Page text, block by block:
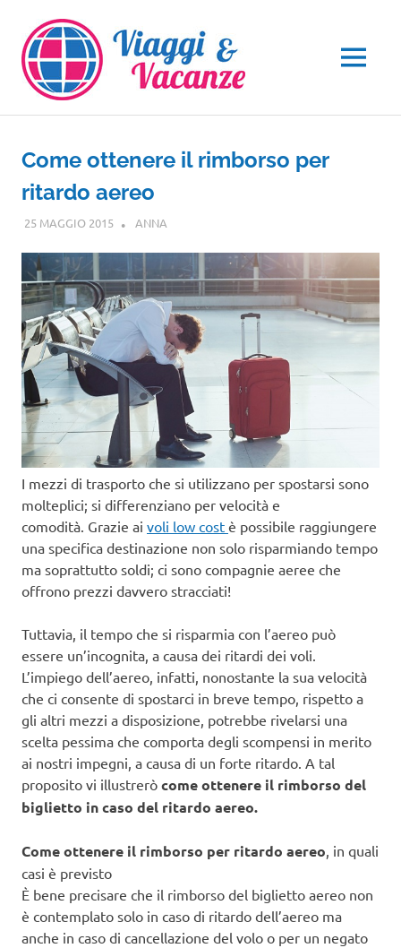
contenuto
MENU
Come ottenere il rimborso per
ritardo aereo
25 MAGGIO 2015 ANNA
I mezzi di trasporto che si utilizzano per spostarsi sono
molteplici; si differenziano per velocità e
comodità. Grazie ai voli low cost è possibile raggiungere
una specifica destinazione non solo risparmiando tempo
ma soprattutto soldi; ci sono compagnie aeree che
offrono prezzi davvero stracciati!
Tuttavia, il tempo che si risparmia con l’aereo può
essere un’incognita, a causa dei ritardi dei voli.
L’impiego dell’aereo, infatti, nonostante la sua velocità
che ci consente di spostarci in breve tempo, rispetto a
gli altri mezzi a disposizione, potrebbe rivelarsi una
scelta pessima che comporta degli scompensi in merito
ai nostri impegni, a causa di un forte ritardo. A tal
proposito vi illustrerò come ottenere il rimborso del
biglietto in caso del ritardo aereo.
Come ottenere il rimborso per ritardo aereo, in quali
casi è previsto
È bene precisare che il rimborso del biglietto aereo non
è contemplato solo in caso di ritardo dell’aereo ma
anche in caso di cancellazione del volo o per un negato